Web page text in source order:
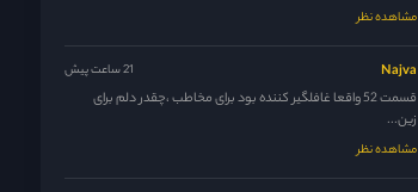
مشاهده نظر
Najva 21 ساعت پیش
قسمت 52 واقعا غافلگیر کننده بود برای مخاطب ،چقدر دلم برای
زین...
مشاهده نظر